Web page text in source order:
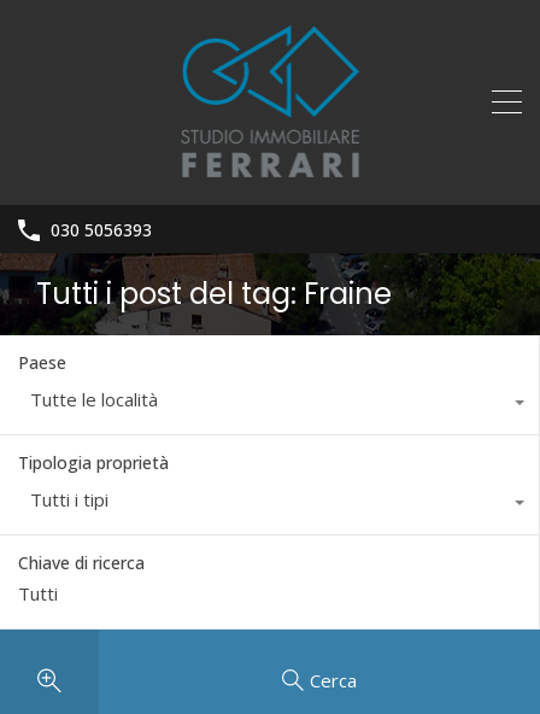
030 5056393
Tutti i post del tag: Fraine
Paese
Tutte le località
Tipologia proprietà
Tutti i tipi
Chiave di ricerca
Cerca